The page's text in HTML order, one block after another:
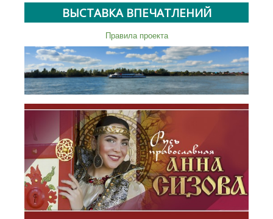
ВЫСТАВКА ВПЕЧАТЛЕНИЙ
Правила проекта